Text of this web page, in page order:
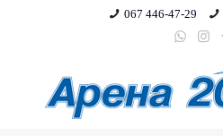
067 446-47-29